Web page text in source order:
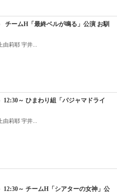
チームH「最終ベルが鳴る」公演 お馴
莉耶 宇井...
12:30～ ひまわり組「パジャマドライ
莉耶 宇井...
12:30～ チームH「シアターの女神」公